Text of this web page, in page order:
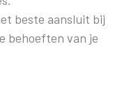
beste aansluit bij
behoeften van je